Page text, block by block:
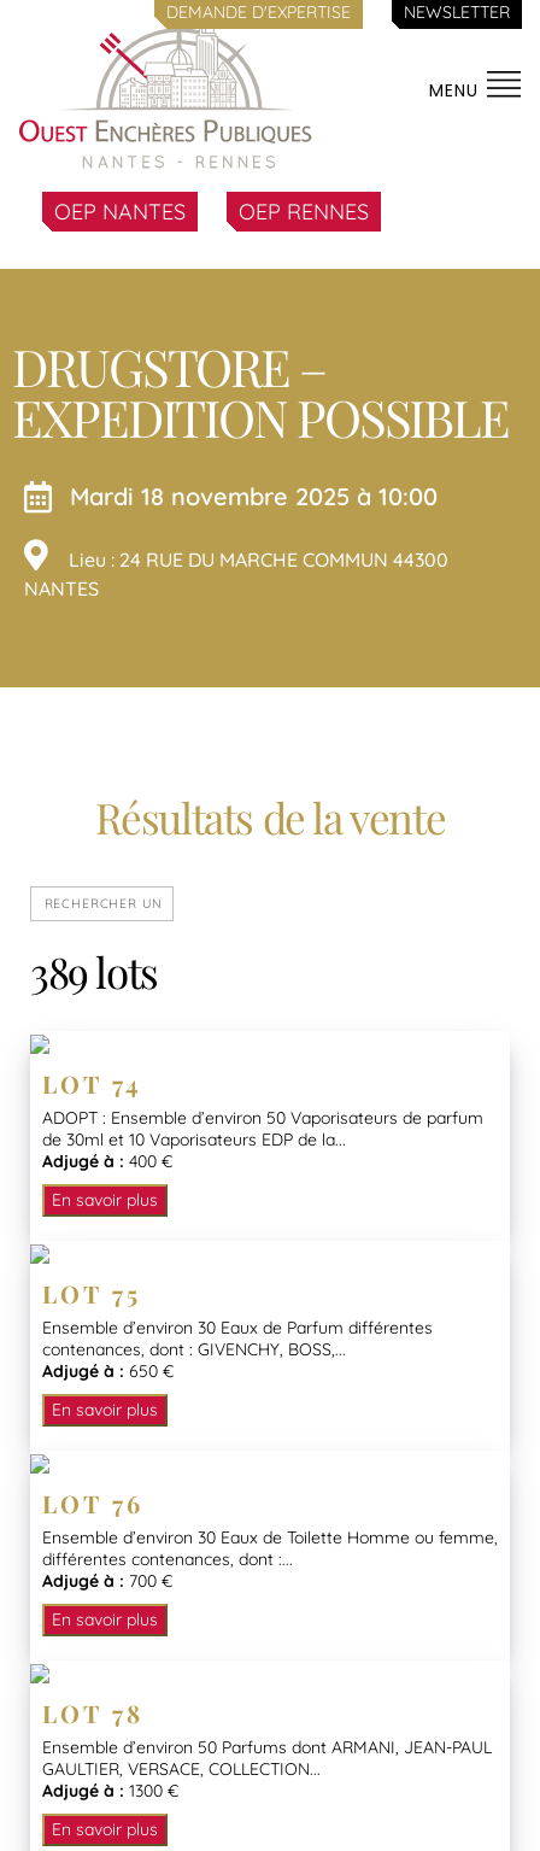
DEMANDE D'EXPERTISE NEWSLETTER
MENU
OEP NANTES OEP RENNES
DRUGSTORE –
EXPEDITION POSSIBLE
mardi 18 novembre 2025 à 10:00
Lieu : 24 RUE DU MARCHE COMMUN 44300
NANTES
Résultats de la vente
389 lots
LOT 74
ADOPT : Ensemble d’environ 50 Vaporisateurs de parfum
de 30ml et 10 Vaporisateurs EDP de la...
Adjugé à : 400 €
En savoir plus
LOT 75
Ensemble d’environ 30 Eaux de Parfum différentes
contenances, dont : GIVENCHY, BOSS,...
Adjugé à : 650 €
En savoir plus
LOT 76
Ensemble d’environ 30 Eaux de Toilette Homme ou femme,
différentes contenances, dont :...
Adjugé à : 700 €
En savoir plus
LOT 78
Ensemble d’environ 50 Parfums dont ARMANI, JEAN-PAUL
GAULTIER, VERSACE, COLLECTION...
Adjugé à : 1300 €
En savoir plus